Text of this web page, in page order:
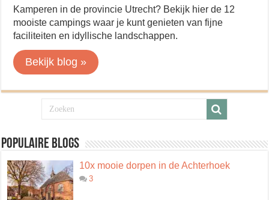
Kamperen in de provincie Utrecht? Bekijk hier de 12
mooiste campings waar je kunt genieten van fijne
faciliteiten en idyllische landschappen.
Bekijk blog »
Populaire blogs
10x mooie dorpen in de Achterhoek
3